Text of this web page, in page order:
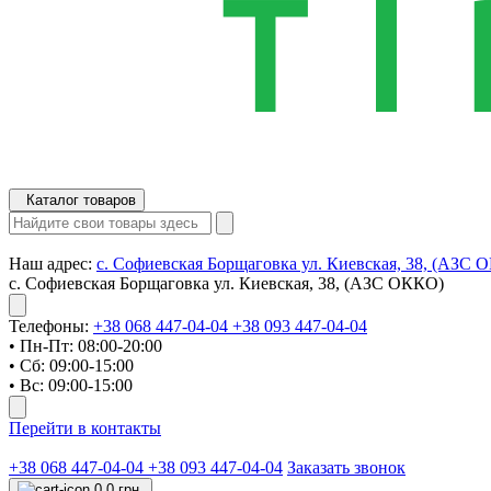
Каталог товаров
Наш адрес: с. Софиевская Борщаговка ул. Киевская, 38, (АЗС
с. Софиевская Борщаговка ул. Киевская, 38, (АЗС ОККО)
Телефоны: +38 068 447-04-04 +38 093 447-04-04
• Пн-Пт: 08:00-20:00
• Сб: 09:00-15:00
• Вс: 09:00-15:00
Перейти в контакты
+38 068 447-04-04 +38 093 447-04-04 Заказать звонок